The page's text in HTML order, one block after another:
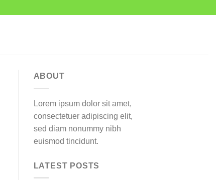
ABOUT
Lorem ipsum dolor sit amet,
consectetuer adipiscing elit,
sed diam nonummy nibh
euismod tincidunt.
LATEST POSTS